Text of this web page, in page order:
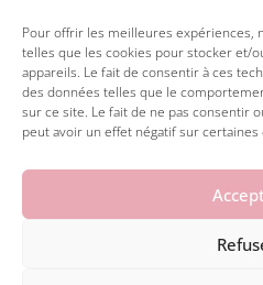
Pour offrir les meilleures expériences,
telles que les cookies pour stocker et/
appareils. Le fait de consentir à ces
des données telles que le
sur ce site. Le fait de ne pas consentir
peut avoir un effet négatif sur
© 2026 la petite julie.